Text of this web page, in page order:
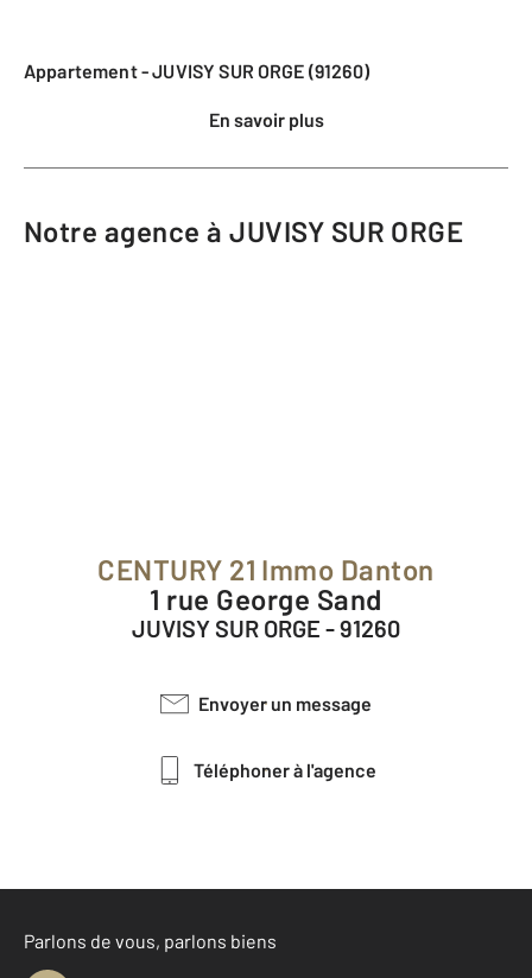
Appartement - JUVISY SUR ORGE (91260)
En savoir plus
Notre agence à JUVISY SUR ORGE
CENTURY 21 Immo Danton
1 rue George Sand
JUVISY SUR ORGE - 91260
Envoyer un message
Téléphoner à l'agence
Parlons de vous, parlons biens